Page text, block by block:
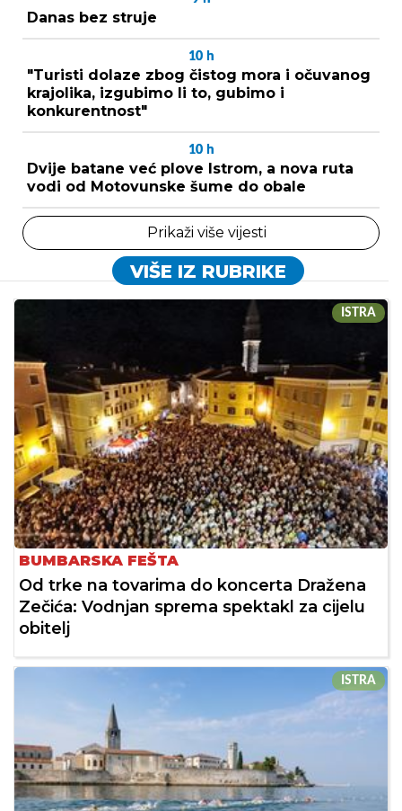
Danas bez struje
10 h
"Turisti dolaze zbog čistog mora i očuvanog
krajolika, izgubimo li to, gubimo i
konkurentnost"
10 h
Dvije batane već plove Istrom, a nova ruta
vodi od Motovunske šume do obale
Prikaži više vijesti
VIŠE IZ RUBRIKE
ISTRA
BUMBARSKA FEŠTA
Od trke na tovarima do koncerta Dražena
Zečića: Vodnjan sprema spektakl za cijelu
obitelj
ISTRA